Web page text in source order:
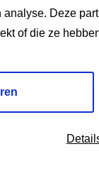
Deze
of die ze